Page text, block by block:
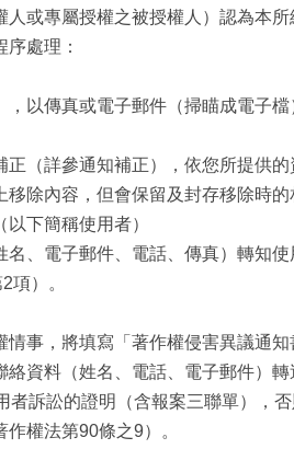
人或專屬授權之被授權人）認為本
處理：
以傳真或電子郵件（掃瞄成電子檔
（詳參通知補正），依您所提供
除內容，但會保留及封存移除時的
以下簡稱使用者）
名、電子郵件、電話、傳真）轉知
項）。
事，將填寫「著作權侵害異議通
資料（姓名、電話、電子郵件）
者訴訟的證明（含報案三聯單），
權法第90條之9）。